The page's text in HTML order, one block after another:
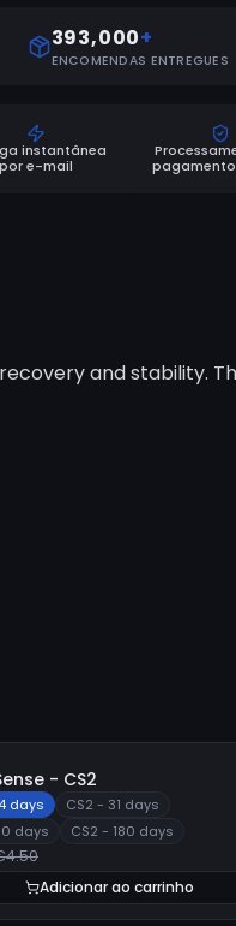
393,000+
ENCOMENDAS ENTREGUES
instantânea
por e-mail
and stability.
- CS2
days
CS2 - 31 days
days
CS2 - 180 days
Adicionar ao carrinho